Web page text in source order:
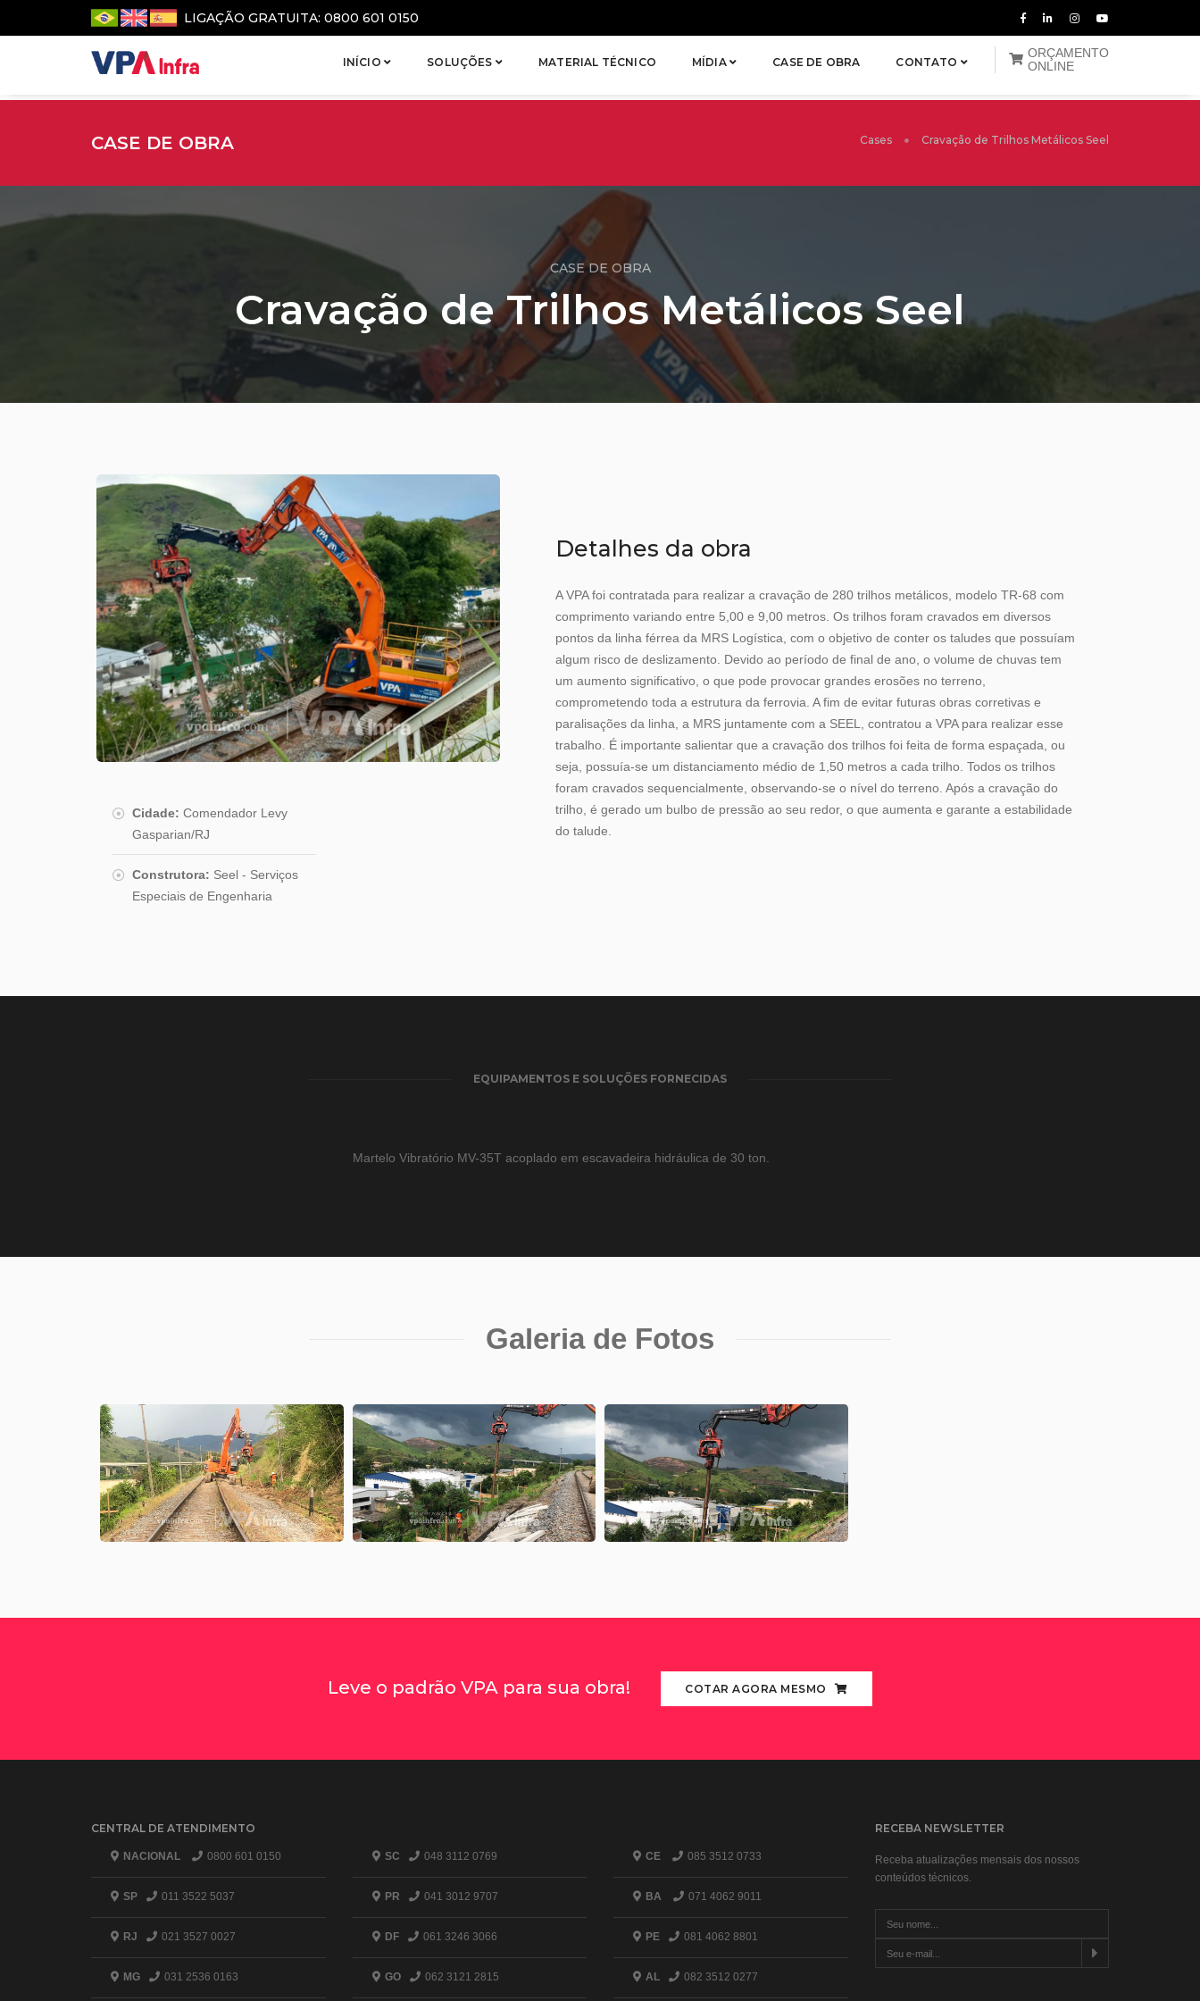
LIGAÇÃO GRATUITA: 0800 601 0150
INÍCIO SOLUÇÕES MATERIAL TÉCNICO MÍDIA CASE DE OBRA CONTATO
ORÇAMENTO
ONLINE
CASE DE OBRA Cases Cravação de Trilhos Metálicos Seel
CASE DE OBRA
Cravação de Trilhos Metálicos Seel
Cidade: Comendador Levy
Gasparian/RJ
Construtora: Seel - Serviços
Especiais de Engenharia
Detalhes da obra
A VPA foi contratada para realizar a cravação de 280 trilhos metálicos, modelo TR-68 com
comprimento variando entre 5,00 e 9,00 metros. Os trilhos foram cravados em diversos
pontos da linha férrea da MRS Logística, com o objetivo de conter os taludes que possuíam
algum risco de deslizamento. Devido ao período de final de ano, o volume de chuvas tem
um aumento significativo, o que pode provocar grandes erosões no terreno,
comprometendo toda a estrutura da ferrovia. A fim de evitar futuras obras corretivas e
paralisações da linha, a MRS juntamente com a SEEL, contratou a VPA para realizar esse
trabalho. É importante salientar que a cravação dos trilhos foi feita de forma espaçada, ou
seja, possuía-se um distanciamento médio de 1,50 metros a cada trilho. Todos os trilhos
foram cravados sequencialmente, observando-se o nível do terreno. Após a cravação do
trilho, é gerado um bulbo de pressão ao seu redor, o que aumenta e garante a estabilidade
do talude.
EQUIPAMENTOS E SOLUÇÕES FORNECIDAS
Martelo Vibratório MV-35T acoplado em escavadeira hidráulica de 30 ton.
Galeria de Fotos
Leve o padrão VPA para sua obra! COTAR AGORA MESMO
CENTRAL DE ATENDIMENTO
NACIONAL 0800 601 0150
SP 011 3522 5037
RJ 021 3527 0027
MG 031 2536 0163
SC 048 3112 0769
PR 041 3012 9707
DF 061 3246 3066
GO 062 3121 2815
CE 085 3512 0733
BA 071 4062 9011
PE 081 4062 8801
AL 082 3512 0277
RECEBA NEWSLETTER
Receba atualizações mensais dos nossos
conteúdos técnicos.